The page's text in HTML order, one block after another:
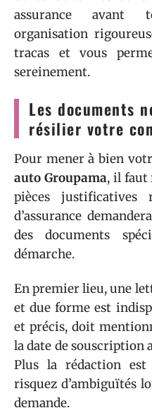
assurance avant
organisation
tracas et vous
sereinement.
Les documents
résilier votre
Pour mener à bien
auto Groupama, il faut
pièces justificatives
d’assurance
des documents
démarche.
En premier lieu, une
et due forme est
et précis, doit
la date de souscription
Plus la rédaction est
risquez d’ambiguïtés
demande.